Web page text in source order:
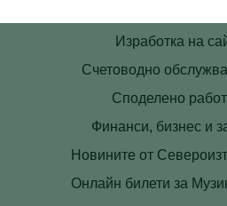
Изработка на
Счетоводно
Споделено
Финанси, бизнес и
Новините от
Онлайн билети за